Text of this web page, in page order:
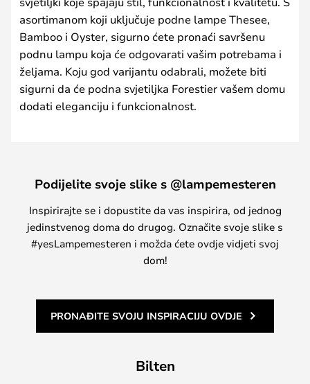
asortimanom koji uključuje podne lampe Thesee,
Bamboo i Oyster, sigurno ćete pronaći savršenu
podnu lampu koja će odgovarati vašim potrebama i
željama. Koju god varijantu odabrali, možete biti
sigurni da će podna svjetiljka Forestier vašem domu
dodati eleganciju i funkcionalnost.
Podijelite svoje slike s @lampemesteren
Inspirirajte se i dopustite da vas inspirira, od jednog
jedinstvenog doma do drugog. Označite svoje slike s
#yesLampemesteren i možda ćete ovdje vidjeti svoj
dom!
PRONAĐITE SVOJU INSPIRACIJU OVDJE
Bilten